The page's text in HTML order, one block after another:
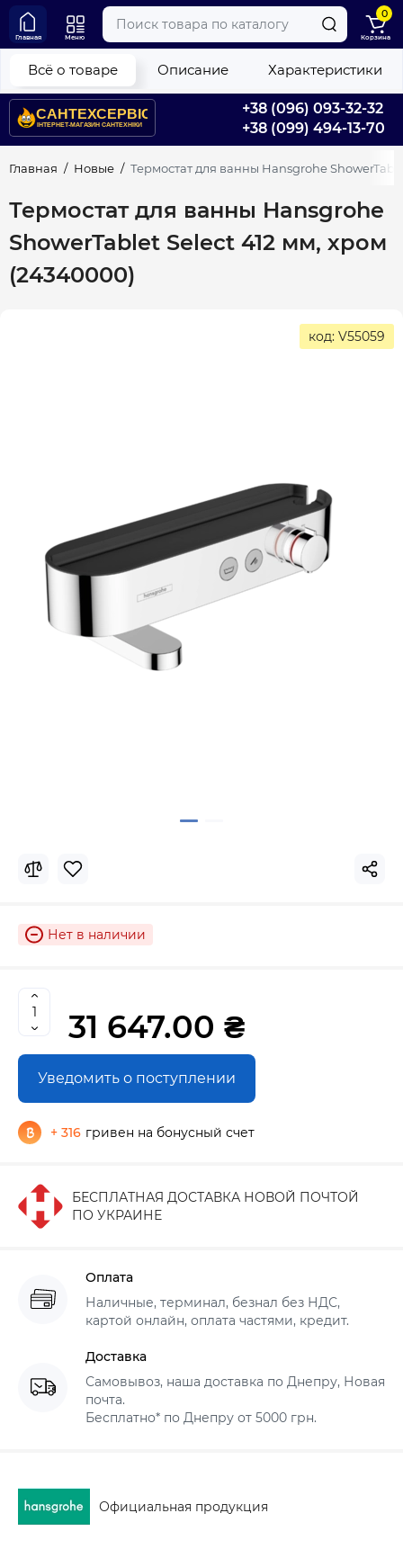
+38 (096) 093-32-32
+38 (099) 494-13-70
Главная Меню
0
Корзина
Главная Новые Термостат для ванны Hansgrohe
Термостат для ванны Hansgrohe
ShowerTablet Select 412 мм, хром
(24340000)
Всё о товаре Описание Характеристики
код: V55059
Нет в наличии
31 647.00 ₴
Уведомить о поступлении
+ 316 гривен на бонусный счет
БЕСПЛАТНАЯ ДОСТАВКА НОВОЙ ПОЧТОЙ
ПО УКРАИНЕ
Оплата
Наличные, терминал, безнал без НДС,
картой онлайн, оплата частями, кредит.
Доставка
Самовывоз, наша доставка по Днепру, Новая
почта.
Бесплатно* по Днепру от 5000 грн.
Официальная продукция